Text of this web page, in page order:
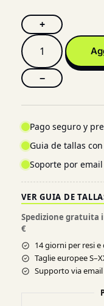
+
−
Pago seguro y
Guia de tallas
Soporte por
VER GUIA DE
Spedizione gratuita
€
14 giorni per resi e
Taglie europee
Supporto via